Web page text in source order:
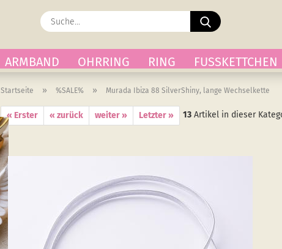
Suche...
ARMBAND OHRRING RING FUSSKETTCHEN
Startseite » %SALE% » Murada Ibiza 88 SilverShiny, lange Wechselkette
« Erster « zurück weiter » Letzter » 13Artikel in dieser